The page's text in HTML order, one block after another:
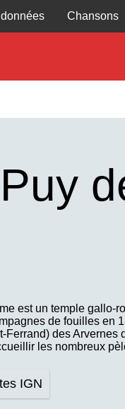
Chansons
est un temple gallo-
de fouilles
des
les nombreux
IGN